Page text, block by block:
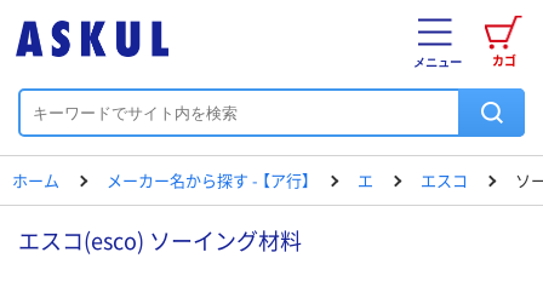
カゴ
メニュー
ホーム メーカー名から探す - 【ア行】 エ エスコ ソ
エスコ(esco) ソーイング材料